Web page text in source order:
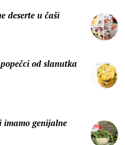
deserte u čaši
od slanutka
imamo genijalne